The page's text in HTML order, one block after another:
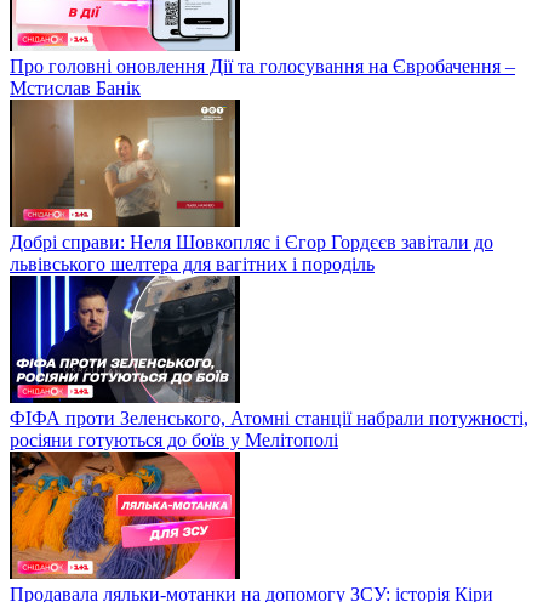
Про головні оновлення Дії та голосування на Євробачення –
Мстислав Банік
Добрі справи: Неля Шовкопляс і Єгор Гордєєв завітали до
львівського шелтера для вагітних і породіль
ФІФА проти Зеленського, Атомні станції набрали потужності,
росіяни готуються до боїв у Мелітополі
Продавала ляльки-мотанки на допомогу ЗСУ: історія Кіри